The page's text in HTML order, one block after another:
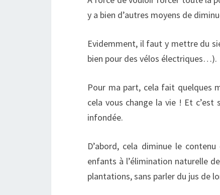
y a bien d’autres moyens de
Evidemment, il faut y mettre du
bien pour des vélos électriques…).
Pour ma part, cela fait quelques
cela vous change la vie ! Et c’est
infondée.
D’abord, cela diminue le
enfants à l’élimination naturelle
plantations, sans parler du jus de